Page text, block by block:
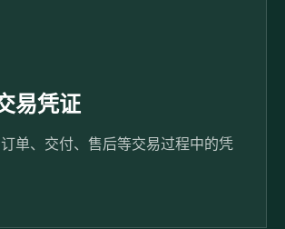
易凭证
单、交付、售后等交易过程中的凭